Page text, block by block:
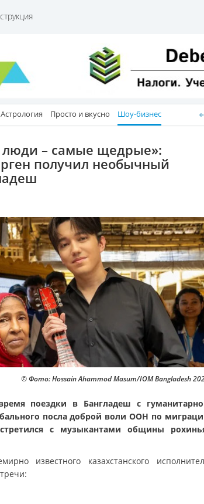
Астрология Просто и вкусно Шоу-бизнес
– самые щедрые»:
получил необычный
© Фото: Hossain Ahammod Masum/IOM Bangladesh
поездки в Бангладеш с
посла доброй воли ООН по
с музыкантами общины
известного казахстанского